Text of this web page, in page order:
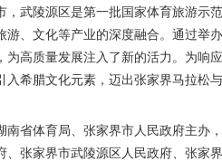
，武陵源区是第一批国家体育旅游示
、文化等产业的深度融合。通过举
高质量发展注入了新的活力。为响
希腊文化元素，迈出张家界马拉松
南省体育局、张家界市人民政府主办
张家界市武陵源区人民政府、张家